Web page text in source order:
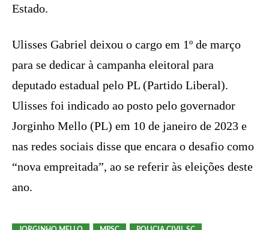
Estado.
Ulisses Gabriel deixou o cargo em 1º de março
para se dedicar à campanha eleitoral para
deputado estadual pelo PL (Partido Liberal).
Ulisses foi indicado ao posto pelo governador
Jorginho Mello (PL) em 10 de janeiro de 2023 e
nas redes sociais disse que encara o desafio como
“nova empreitada”, ao se referir às eleições deste
ano.